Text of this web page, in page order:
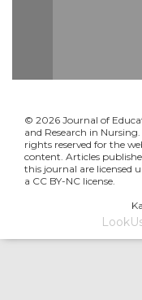
© 2026 Journal of
and Research in
rights reserved for the
content. Articles
this journal are licensed
a CC BY-NC license.